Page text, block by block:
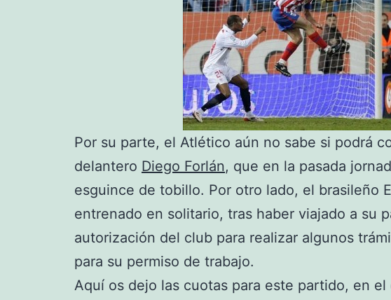
Por su parte, el Atlético aún no sabe si podrá
delantero Diego Forlán, que en la pasada
esguince de tobillo. Por otro lado, el brasileño
entrenado en solitario, tras haber viajado a su
autorización del club para realizar algunos
para su permiso de trabajo.
Aquí os dejo las cuotas para este partido, en el